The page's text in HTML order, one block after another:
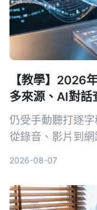
【教學】2026
多來源、AI對話
仍受手動聽打逐
從錄音、影片到
2026-08-07